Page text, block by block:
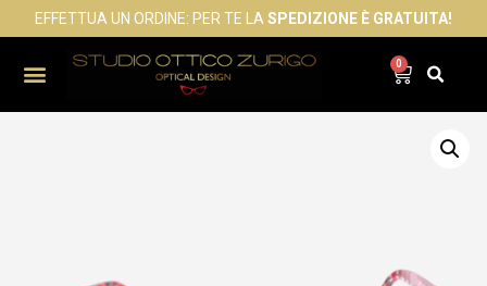
EFFETTUA UN ORDINE: PER TE LA SPEDIZIONE È GRATUITA!
0